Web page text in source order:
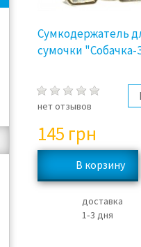
Сумкодержатель
сумочки
нет отзывов
145 грн
доставка
1‑3 дня